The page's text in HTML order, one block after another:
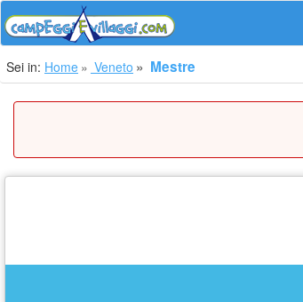
Sei in: Home Veneto Mestre